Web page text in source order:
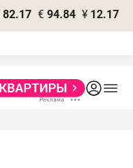
82.17 € 94.84 ¥ 12.17